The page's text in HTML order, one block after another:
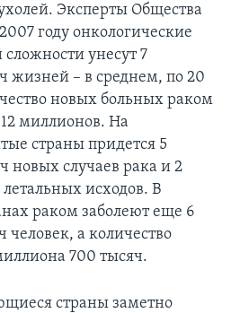
Эксперты Общества
году онкологические
унесут 7
жизней – в среднем, по 20
новых больных раком
миллионов. На
страны придется 5
новых случаев рака и 2
исходов. В
раком заболеют еще 6
а количество
700 тысяч.
страны заметно